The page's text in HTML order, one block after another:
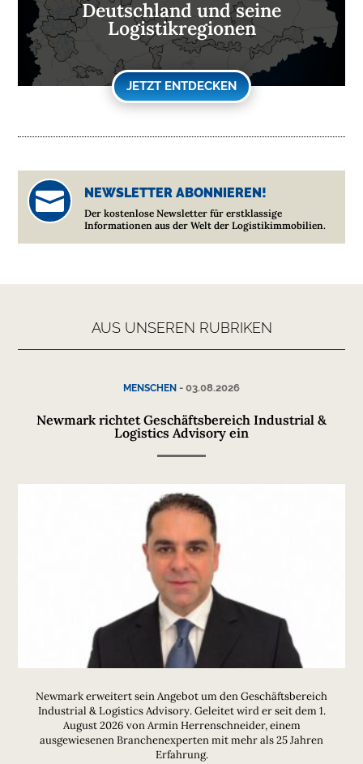
Deutschland und seine
Logistikregionen
JETZT ENTDECKEN
 NEWSLETTER ABONNIEREN!
Der kostenlose Newsletter für erstklassige
Informationen aus der Welt der Logistikimmobilien.
AUS UNSEREN RUBRIKEN
MENSCHEN - 03.08.2026
Newmark richtet Geschäftsbereich Industrial &
Logistics Advisory ein
Newmark erweitert sein Angebot um den Geschäftsbereich
Industrial & Logistics Advisory. Geleitet wird er seit dem 1.
August 2026 von Armin Herrenschneider, einem
ausgewiesenen Branchenexperten mit mehr als 25 Jahren
Erfahrung.